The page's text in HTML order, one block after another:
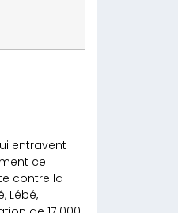
entravent
ce
contre la
Lébé,